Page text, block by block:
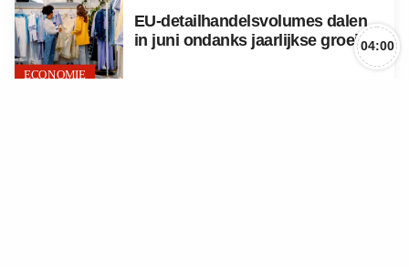
ECONOMIE
EU-detailhandelsvolumes dalen
in juni ondanks jaarlijkse groei04:00